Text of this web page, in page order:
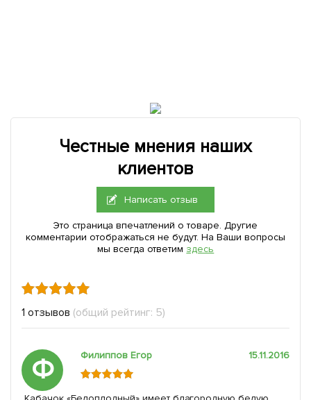
Честные мнения наших
клиентов
Написать отзыв
Это страница впечатлений о товаре. Другие
комментарии отображаться не будут. На Ваши вопросы
мы всегда ответим здесь
1 отзывов (общий рейтинг: 5)
Ф Филиппов Егор 15.11.2016